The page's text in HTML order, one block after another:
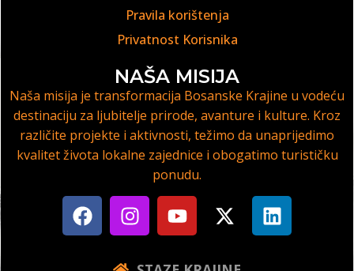
Pravila korištenja
Privatnost Korisnika
NAŠA MISIJA
Naša misija je transformacija Bosanske Krajine u vodeću
destinaciju za ljubitelje prirode, avanture i kulture. Kroz
različite projekte i aktivnosti, težimo da unaprijedimo
kvalitet života lokalne zajednice i obogatimo turističku
ponudu.